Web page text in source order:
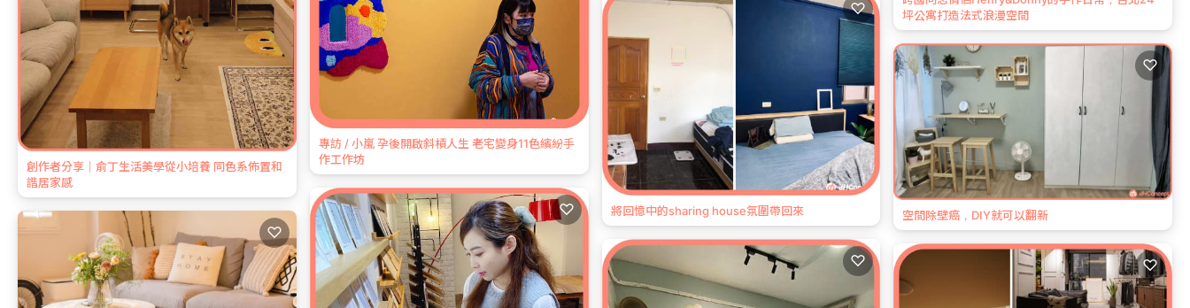
創作者分享｜俞丁生活美學從小培養 同色系佈置和
諧居家感
坪公寓打造法式浪漫空間
♡
專訪 / 小嵐 孕後開啟斜槓人生 老宅變身11色繽紛手
作工作坊
將回憶中的sharing house氛圍帶回來
♡
空間除壁癌，DIY就可以翻新
♡
♡
♡ ♡